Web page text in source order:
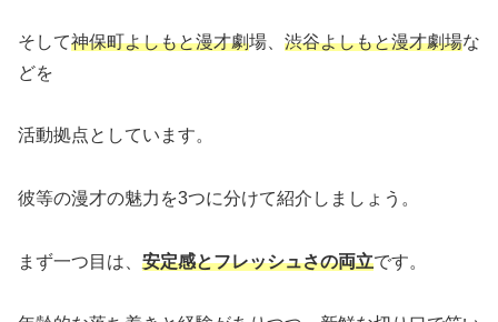
そして神保町よしもと漫才劇場、 渋谷よしもと漫才劇場な
どを
活動拠点としています。
彼等の漫才の魅力を3つに分けて紹介しましょう。
まず一つ目は、 安定感とフレッシュさの両立です。